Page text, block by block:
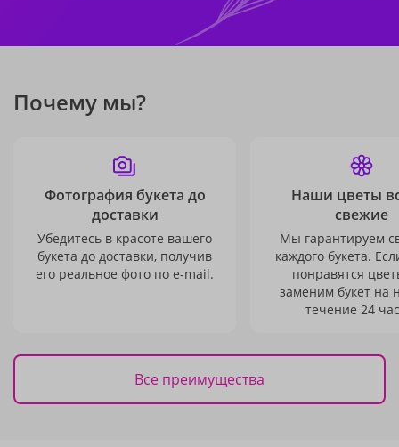
Почему мы?
Фотография букета до
доставки
Убедитесь в красоте вашего
букета до доставки, получив
его реальное фото по e-mail.
Наши цветы
свежие
Мы гарантируем
каждого букета.
понравятся
заменим букет на
течение 24
Все преимущества